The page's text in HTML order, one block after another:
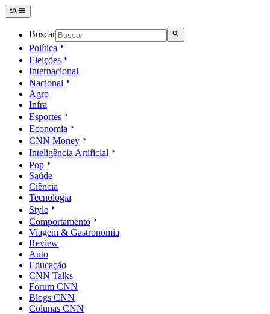
Buscar
Política
Eleições
Internacional
Nacional
Agro
Infra
Esportes
Economia
CNN Money
Inteligência Artificial
Pop
Saúde
Ciência
Tecnologia
Style
Comportamento
Viagem & Gastronomia
Review
Auto
Educação
CNN Talks
Fórum CNN
Blogs CNN
Colunas CNN